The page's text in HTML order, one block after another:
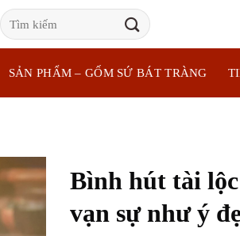
Tìm
kiếm:
SẢN PHẨM – GỐM SỨ BÁT TRÀNG
Bình hút tài
vạn sự như ý